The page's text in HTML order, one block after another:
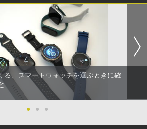
る、スマートウォッチを選ぶときに確
● ● ●